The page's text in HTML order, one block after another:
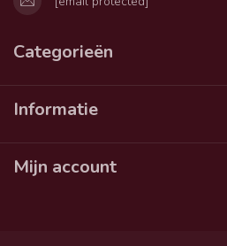
Categorieën
Informatie
Mijn account